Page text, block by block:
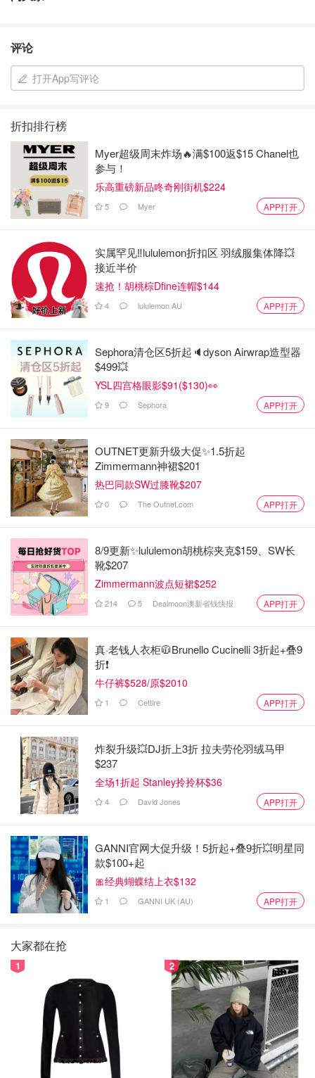
评论
打开App写评论
折扣排行榜
Myer超级周末炸场🔥满$100返$15 Chanel也
参与！
乐高重磅新品咚奇刚街机$224
5 Myer APP打开
实属罕见‼️lululemon折扣区 羽绒服集体降💥
接近半价
速抢！胡桃棕Dfine连帽$144
4 lululemon AU APP打开
Sephora清仓区5折起🔈dyson Airwrap造型器
$499💥
YSL四宫格眼影$91($130)👀
9 Sephora APP打开
OUTNET更新升级大促✨1.5折起
Zimmermann神裙$201
热巴同款SW过膝靴$207
0 The Outnet.com APP打开
8/9更新✨lululemon胡桃棕夹克$159、SW长
靴$207
Zimmermann波点短裙$252
214 5 Dealmoon澳新省钱快报 APP打开
真·老钱人衣柜🧥Brunello Cucinelli 3折起+叠9
折❗️
牛仔裤$528/原$2010
1 Cettire APP打开
炸裂升级💥DJ折上3折 拉夫劳伦羽绒马甲
$237
全场1折起 Stanley拎拎杯$36
4 David Jones APP打开
GANNI官网大促升级！5折起+叠9折💥明星同
款$100+起
🎀经典蝴蝶结上衣$132
1 GANNI UK (AU) APP打开
大家都在抢
1 2